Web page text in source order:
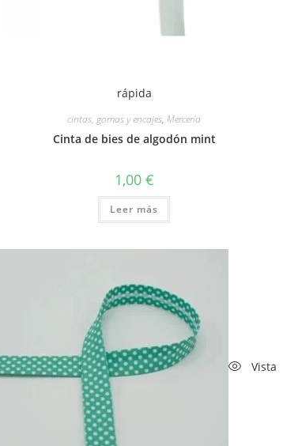
rápida
cintas, gomas y encajes,Mercería
Cinta de bies de algodón mint
1,00 €
Leer más
Vista